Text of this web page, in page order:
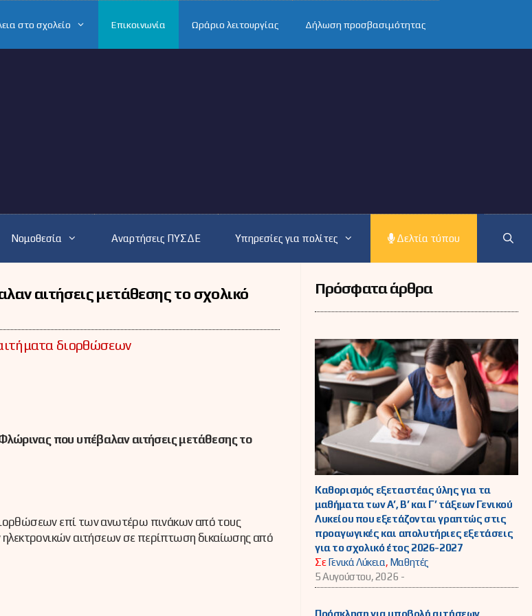
στο σχολείο Επικοινωνία Ωράριο λειτουργίας Δήλωση προσβασιμότητας
Νομοθεσία Αναρτήσεις ΠΥΣΔΕ Υπηρεσίες για πολίτες Δελτία τύπου
αιτήσεις μετάθεσης το σχολικό
διορθώσεων
που υπέβαλαν αιτήσεις μετάθεσης το
επί των ανωτέρω πινάκων από τους
αιτήσεων σε περίπτωση δικαίωσης από
Πρόσφατα άρθρα
Καθορισμός εξεταστέας ύλης για τα
μαθήματα των Α’, Β’ και Γ’ τάξεων Γενικού
Λυκείου που εξετάζονται γραπτώς στις
προαγωγικές και απολυτήριες εξετάσεις
για το σχολικό έτος 2026-2027
ΣεΓενικά Λύκεια, Μαθητές
5 Αυγούστου, 2026 -